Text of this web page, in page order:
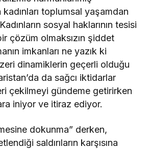
kadınları toplumsal yaşamdan
sosyal haklarının tesisi
çözüm olmaksızın şiddet
imkanları ne yazık ki
dinamiklerin geçerli olduğu
da sağcı iktidarlar
çekilmeyi gündeme getirirken
iniyor ve itiraz ediyor.
dokunma” derken,
saldırıların karşısına